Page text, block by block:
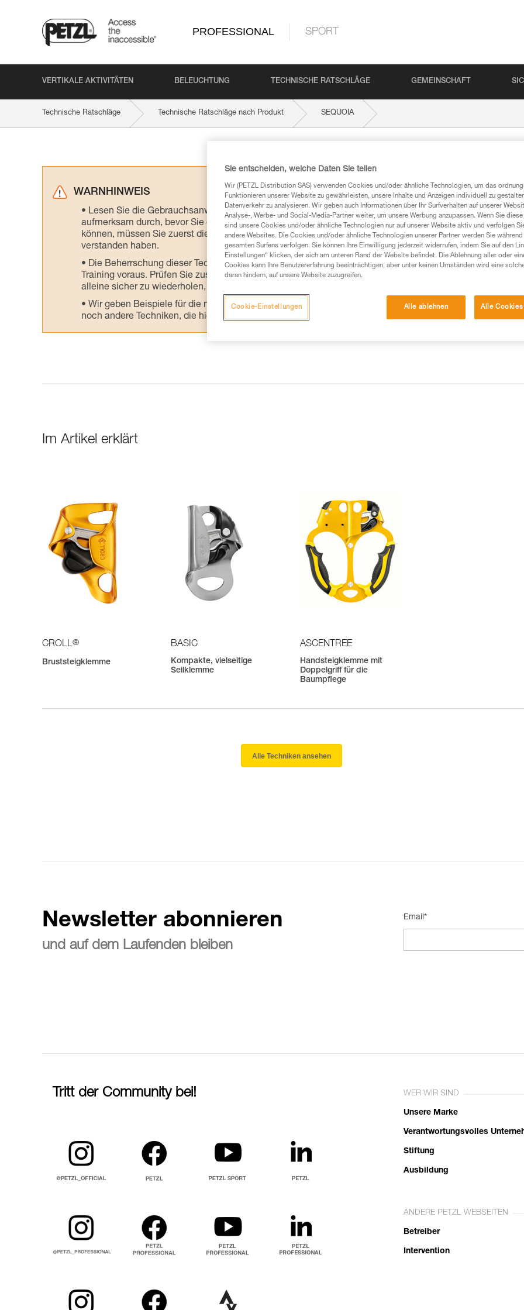
PROFESSIONAL SPORT
VERTIKALE AKTIVITÄTEN BELEUCHTUNG TECHNISCHE RATSCHLÄGE GEMEINSCHAFT
Technische Ratschläge Technische Ratschläge nach Produkt SEQUOIA
WARNHINWEIS
Lesen Sie die Gebrauchsanweisungen der Produkte, um die es in diesem Tech Tipp geht,
aufmerksam durch, bevor Sie diesen zu Rate ziehen. Um diese Zusatzinformationen verstehen zu
können, müssen Sie zuerst die in der Gebrauchsanweisung enthaltenen Informationen richtig
verstanden haben.
Die Beherrschung dieser Techniken setzt eine entsprechende Ausbildung und ein spezielles
Training voraus. Prüfen Sie zusammen mit einem Profi, ob Sie in der Lage sind, den Vorgang
alleine sicher zu wiederholen, bevor Sie ihn eigenständig durchführen.
Wir geben Beispiele für die mit Ihrer Aktivität verbundenen Techniken. Möglicherweise gibt es
noch andere Techniken, die hier nicht beschrieben werden.
Im Artikel erklärt
CROLL®
Bruststeigklemme
BASIC
Kompakte, vielseitige
Seilklemme
ASCENTREE
Handsteigklemme mit
Doppelgriff für die
Baumpflege
Alle Techniken ansehen
Newsletter abonnieren
und auf dem Laufenden bleiben
Email*
Tritt der Community bei! WER WIR SIND
Unsere Marke
Verantwortungsvolles
Stiftung
Ausbildung
ANDERE PETZL WEBSEITEN
Betreiber
Intervention
Sie entscheiden, welche Daten Sie teilen
Wir (PETZL Distribution SAS) verwenden Cookies und/oder ähnliche Technologien, um das
Funktionieren unserer Website zu gewährleisten, unsere Inhalte und Anzeigen individuell zu
Datenverkehr zu analysieren. Wir geben auch Informationen über Ihr Surfverhalten auf unserer
Analyse-, Werbe- und Social-Media-Partner weiter, um unsere Werbung anzupassen. Wenn Sie
sind unsere Cookies und/oder ähnliche Technologien nur auf unserer Website aktiv und verfolgen
andere Websites. Die Cookies und/oder ähnliche Technologien unserer Partner werden Sie während
gesamten Surfens verfolgen. Sie können Ihre Einwilligung jederzeit widerrufen, indem Sie auf den
Einstellungen“ klicken, der sich am unteren Rand der Website befindet. Die Ablehnung aller oder
Cookies kann Ihre Benutzererfahrung beeinträchtigen, aber unter keinen Umständen wird eine
daran hindern, auf unsere Website zuzugreifen.
Alle ablehnen Alle
Cookie-Einstellungen